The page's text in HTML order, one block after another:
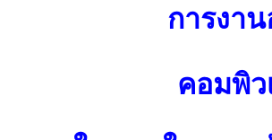
การงา
คอมพิว